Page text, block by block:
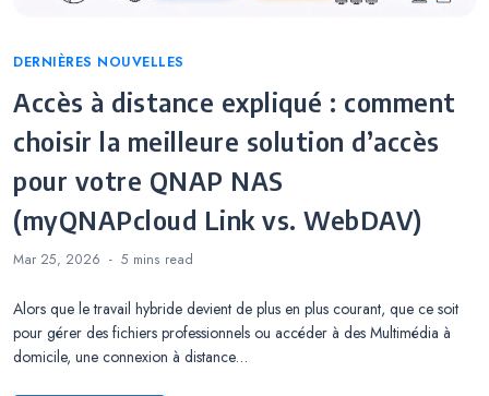
Categories
DERNIÈRES NOUVELLES
Accès à distance expliqué : comment
choisir la meilleure solution d’accès
pour votre QNAP NAS
(myQNAPcloud Link vs. WebDAV)
Mar 25, 2026 5 mins read
Alors que le travail hybride devient de plus en plus courant, que ce soit
pour gérer des fichiers professionnels ou accéder à des Multimédia à
domicile, une connexion à distance…